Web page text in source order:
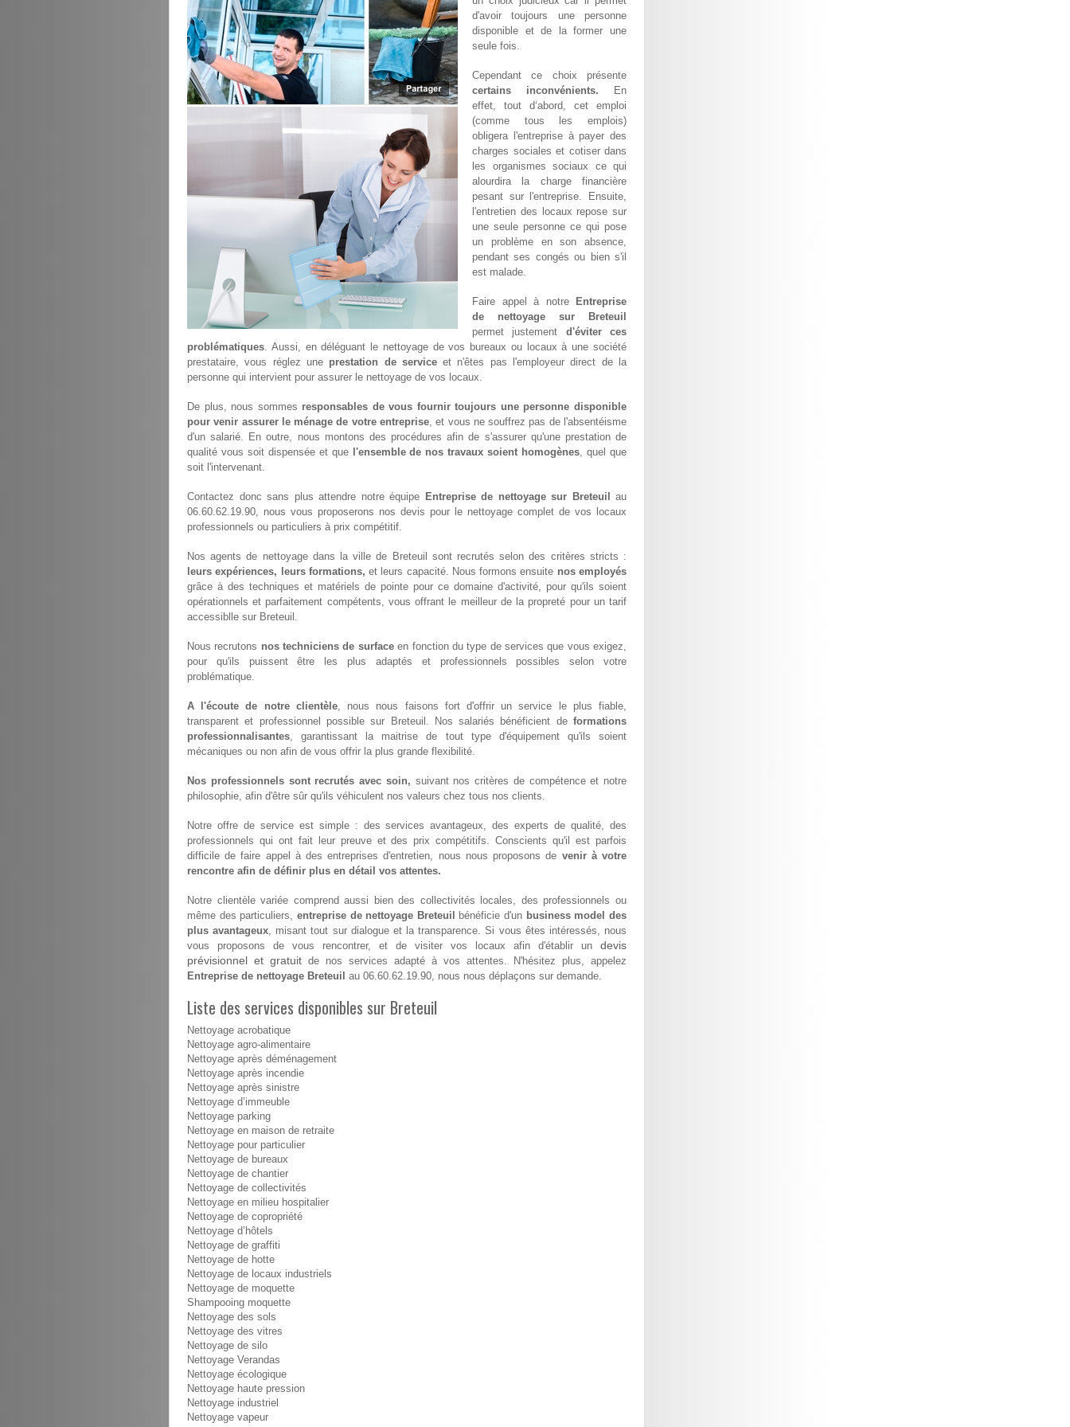
d'avoir toujours une personne
disponible et de la former une
seule fois.
Cependant ce choix présente
certains inconvénients. En
effet, tout d‘abord, cet emploi
(comme tous les emplois)
obligera l'entreprise à payer des
charges sociales et cotiser dans
les organismes sociaux ce qui
alourdira la charge financière
pesant sur l'entreprise. Ensuite,
l'entretien des locaux repose sur
une seule personne ce qui pose
un problème en son absence,
pendant ses congés ou bien s'il
est malade.
Faire appel à notre
Entreprise
de nettoyage sur Breteuil
permet justement d'éviter ces
problématiques. Aussi, en déléguant le nettoyage de vos bureaux ou locaux à une société
prestataire, vous réglez une prestation de serviceet n'êtes pas l'employeur direct de la
personne qui intervient pour assurer le nettoyage de vos locaux.
De plus, nous sommes responsables de vous fournir toujours une personne disponible
pour venir assurer le ménage de votre entreprise, et vous ne souffrez pas de l'absentéisme
d'un salarié. En outre, nous montons des procédures afin de s'assurer qu'une prestation de
qualité vous soit dispensée et que l'ensemble de nos travaux soient homogènes, quel que
soit l'intervenant.
Contactez donc sans plus attendre notre équipe Entreprise de nettoyage sur Breteuil
au
06.60.62.19.90, nous vous proposerons nos devis pour le nettoyage complet de vos locaux
professionnels ou particuliers à prix compétitif.
Nos agents de nettoyage dans la ville de Breteuil sont recrutés selon des critères stricts :
leurs expériences, leurs formations, et leurs capacité. Nous formons ensuite nos employés
grâce à des techniques et matériels de pointe pour ce domaine d'activité, pour qu'ils soient
opérationnels et parfaitement compétents, vous offrant le meilleur de la propreté pour un tarif
accessiblle sur Breteuil.
Nous recrutons nos techniciens de surfaceen fonction du type de services que vous exigez,
pour qu'ils puissent être les plus adaptés et professionnels possibles selon votre
problématique.
A l'écoute de notre clientèle, nous nous faisons fort d'offrir un service le plus fiable,
transparent et professionnel possible sur Breteuil. Nos salariés bénéficient de formations
professionnalisantes, garantissant la maitrise de tout type d'équipement qu'ils soient
mécaniques ou non afin de vous offrir la plus grande flexibilité.
Nos professionnels sont recrutés avec soin, suivant nos critères de compétence et notre
philosophie, afin d'être sûr qu'ils véhiculent nos valeurs chez tous nos clients.
Notre offre de service est simple : des services avantageux, des experts de qualité, des
professionnels qui ont fait leur preuve et des prix compétitifs. Conscients qu'il est parfois
difficile de faire appel à des entreprises d'entretien, nous nous proposons de venir à votre
rencontre afin de définir plus en détail vos attentes.
Notre clientèle variée comprend aussi bien des collectivités locales, des professionnels ou
même des particuliers, entreprise de nettoyage Breteuil bénéficie d'un business model des
plus avantageux, misant tout sur dialogue et la transparence. Si vous êtes intéressés, nous
vous proposons de vous rencontrer, et de visiter vos locaux afin d'établir un devis
prévisionnel et gratuit de nos services adapté à vos attentes. N'hésitez plus, appelez
Entreprise de nettoyage Breteuil au 06.60.62.19.90, nous nous déplaçons sur demande.
Liste des services disponibles sur Breteuil
Nettoyage acrobatique
Nettoyage agro-alimentaire
Nettoyage après déménagement
Nettoyage après incendie
Nettoyage après sinistre
Nettoyage d’immeuble
Nettoyage parking
Nettoyage en maison de retraite
Nettoyage pour particulier
Nettoyage de bureaux
Nettoyage de chantier
Nettoyage de collectivités
Nettoyage en milieu hospitalier
Nettoyage de copropriété
Nettoyage d’hôtels
Nettoyage de graffiti
Nettoyage de hotte
Nettoyage de locaux industriels
Nettoyage de moquette
Shampooing moquette
Nettoyage des sols
Nettoyage des vitres
Nettoyage de silo
Nettoyage Verandas
Nettoyage écologique
Nettoyage haute pression
Nettoyage industriel
Nettoyage vapeur